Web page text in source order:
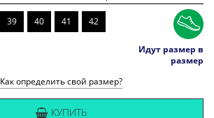
39 40 41 42
Идут размер в
размер
Как определить свой размер?
КУПИТЬ